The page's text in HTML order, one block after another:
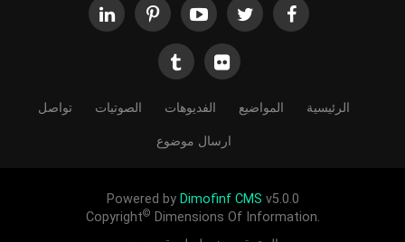
الرئيسية المواضيع الفديوهات الصوتيات تواصل
ارسال موضوع
Powered by Dimofinf CMS v5.0.0
Copyright© Dimensions Of Information.